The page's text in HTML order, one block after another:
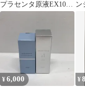
プラセンタ原液EX100
美容液
ン
¥6,000 ¥